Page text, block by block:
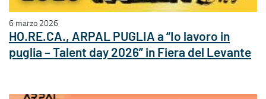
6 marzo 2026
HO.RE.CA., ARPAL PUGLIA a “Io lavoro in
puglia – Talent day 2026” in Fiera del Levante